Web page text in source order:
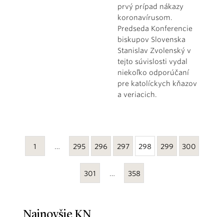
prvý prípad nákazy
koronavírusom.
Predseda Konferencie
biskupov Slovenska
Stanislav Zvolenský v
tejto súvislosti vydal
niekoľko odporúčaní
pre katolíckych kňazov
a veriacich.
1 … 295 296 297 298 299 300
301 … 358